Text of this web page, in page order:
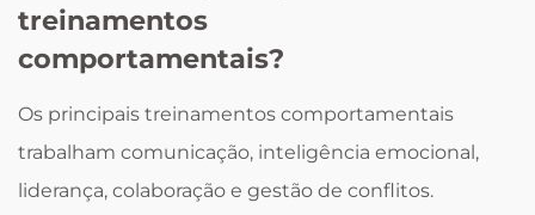
treinamentos
comportamentais?
Os principais treinamentos comportamentais
trabalham comunicação, inteligência emocional,
liderança, colaboração e gestão de conflitos.